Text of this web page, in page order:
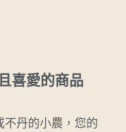
喜愛的商品
丹的小農，您的